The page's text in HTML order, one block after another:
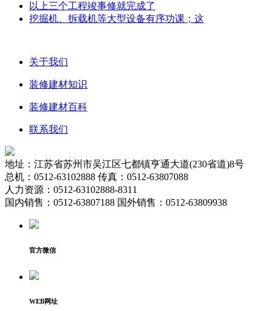
以上三个工程竣事修就完成了
挖掘机、拆载机等大型设备有序功课；这
关于我们
装修建材知识
装修建材百科
联系我们
地址：江苏省苏州市吴江区七都镇亨通大道(230省道)8号
总机：0512-63102888 传真：0512-63807088
人力资源：0512-63102888-8311
国内销售：0512-63807188 国外销售：0512-63809938
官方微信
WEB网址